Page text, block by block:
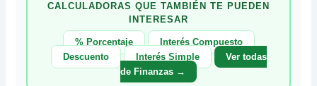
CALCULADORAS QUE TAMBIÉN TE PUEDEN
INTERESAR
% Porcentaje
Interés Compuesto
Descuento
Interés Simple
Ver todas
de Finanzas →